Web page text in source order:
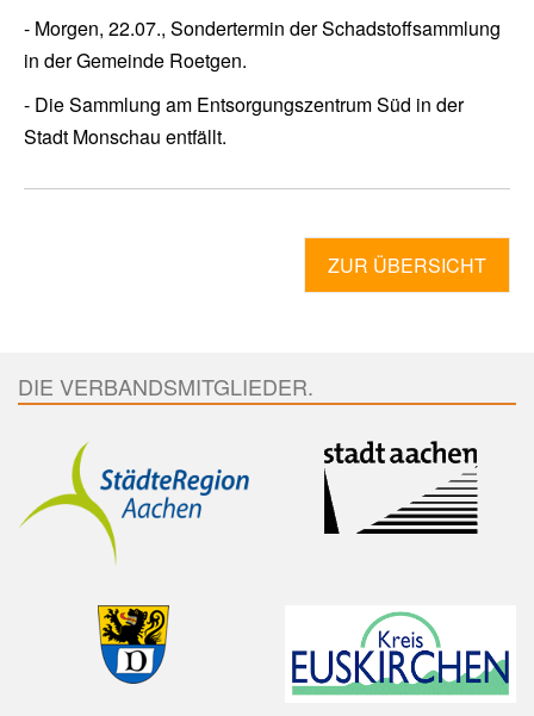
- Morgen, 22.07., Sondertermin der Schadstoffsammlung
in der Gemeinde Roetgen.
- Die Sammlung am Entsorgungszentrum Süd in der
Stadt Monschau entfällt.
ZUR ÜBERSICHT
DIE VERBANDSMITGLIEDER.